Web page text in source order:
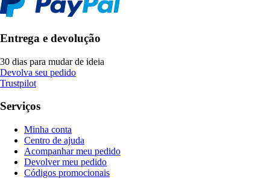
Entrega e devolução
30 dias para mudar de ideia
Devolva seu pedido
Trustpilot
Serviços
Minha conta
Centro de ajuda
Acompanhar meu pedido
Devolver meu pedido
Códigos promocionais